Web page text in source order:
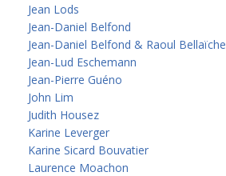
Jean Lods
Jean-Daniel Belfond
Jean-Daniel Belfond & Raoul Bellaïche
Jean-Lud Eschemann
Jean-Pierre Guéno
John Lim
Judith Housez
Karine Leverger
Karine Sicard Bouvatier
Laurence Moachon